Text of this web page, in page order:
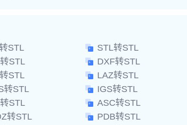
STL STL转STL
STL DXF转STL
STL LAZ转STL
转STL IGS转STL
STL ASC转STL
转STL PDB转STL